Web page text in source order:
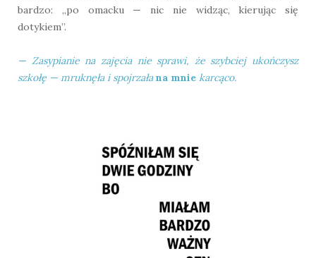
bardzo: „po omacku — nic nie widząc, kierując się
dotykiem”.
— Zasypianie na zajęcia nie sprawi, że szybciej ukończysz
szkołę — mruknęła i spojrzałana mnie karcąco.